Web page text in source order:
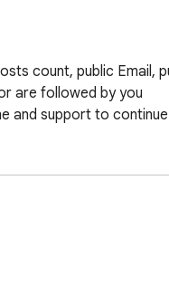
count, public Email,
are followed by you
and support to